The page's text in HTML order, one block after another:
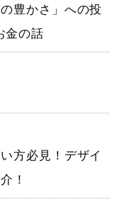
豊かさ」への投
金の話
方必見！デザイ
！